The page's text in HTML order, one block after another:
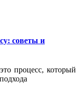
советы и
процесс, который